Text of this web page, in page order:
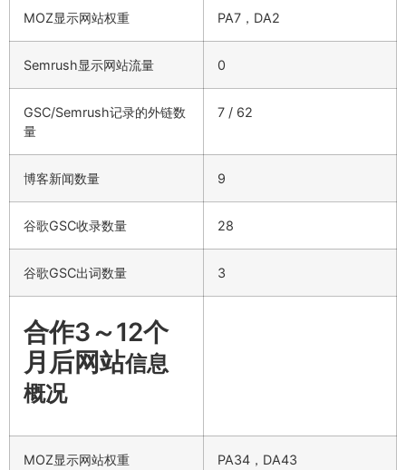
MOZ显示网站权重 PA7，DA2
Semrush显示网站流量 0
GSC/Semrush记录的外链数
量
7 / 62
博客新闻数量 9
谷歌GSC收录数量 28
谷歌GSC出词数量 3
合作3～12个
月后网站信息
概况
MOZ显示网站权重 PA34，DA43